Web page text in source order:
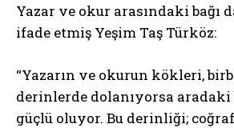
Yazar ve okur arasındaki bağı
ifade etmiş Yeşim Taş Türköz:
“Yazarın ve okurun kökleri,
derinlerde dolanıyorsa aradaki
güçlü oluyor. Bu derinliği;